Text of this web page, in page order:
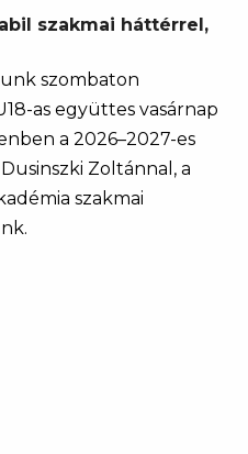
szakmai háttérrel,
szombaton
as együttes vasárnap
a 2026–2027-es
Zoltánnal, a
szakmai